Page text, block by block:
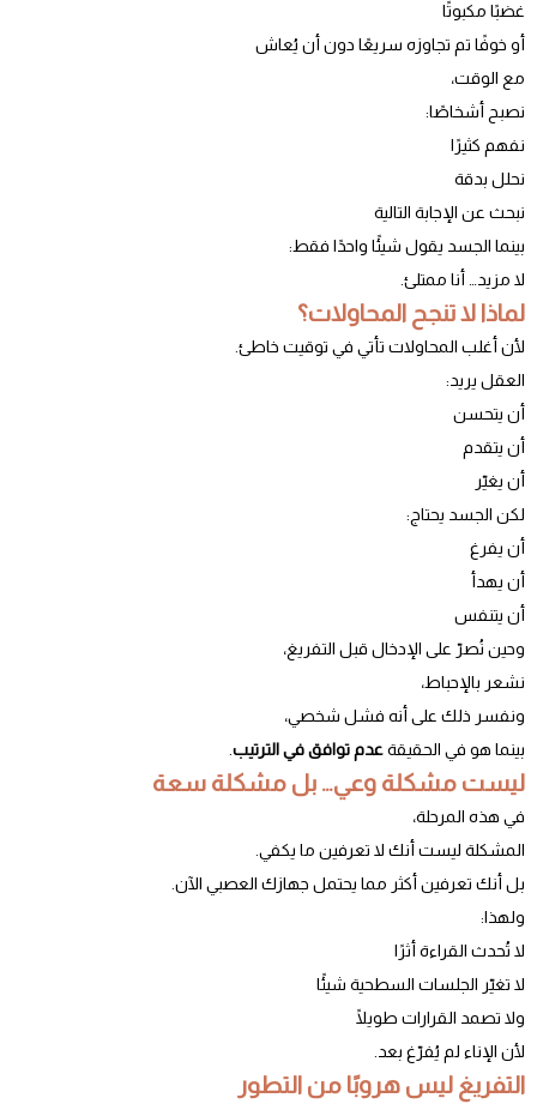
غضبًا مكبوتًا
أو خوفًا تم تجاوزه سريعًا دون أن يُعاش
مع الوقت،
نصبح أشخاصًا:
نفهم كثيرًا
نحلل بدقة
نبحث عن الإجابة التالية
بينما الجسد يقول شيئًا واحدًا فقط:
لا مزيد… أنا ممتلئ.
لماذا لا تنجح المحاولات؟
لأن أغلب المحاولات تأتي في توقيت خاطئ.
العقل يريد:
أن يتحسن
أن يتقدم
أن يغيّر
لكن الجسد يحتاج:
أن يفرغ
أن يهدأ
أن يتنفس
وحين نُصرّ على الإدخال قبل التفريغ،
نشعر بالإحباط،
ونفسر ذلك على أنه فشل شخصي،
بينما هو في الحقيقةعدم توافق في الترتيب.
ليست مشكلة وعي… بل مشكلة سعة
في هذه المرحلة،
المشكلة ليست أنك لا تعرفين ما يكفي.
بل أنك تعرفين أكثر مما يحتمل جهازك العصبي الآن.
ولهذا:
لا تُحدث القراءة أثرًا
لا تغيّر الجلسات السطحية شيئًا
ولا تصمد القرارات طويلًا
لأن الإناء لم يُفرّغ بعد.
التفريغ ليس هروبًا من التطور